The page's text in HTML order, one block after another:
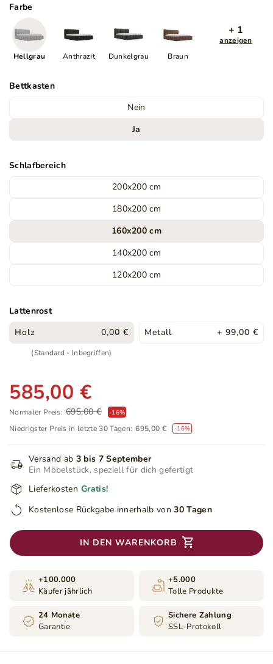
Farbe
Hellgrau Anthrazit Dunkelgrau Braun
+ 1
anzeigen
Bettkasten
Nein
Ja
Schlafbereich
200x200 cm
180x200 cm
160x200 cm
140x200 cm
120x200 cm
Lattenrost
Holz
0,00 €
(Standard - Inbegriffen)
Metall + 99,00 €
585,00 €
Normaler Preis: 695,00 € -16%
Niedrigster Preis in letzte 30 Tagen: 695,00 € -16%
Versand ab 3 bis 7 September
Ein Möbelstück, speziell für dich gefertigt
Lieferkosten Gratis!
Kostenlose Rückgabe innerhalb von 30 Tagen
IN DEN WARENKORB
+100.000
Käufer jährlich
+5.000
Tolle Produkte
24 Monate
Garantie
Sichere Zahlung
SSL-Protokoll